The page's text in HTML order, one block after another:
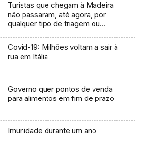
Turistas que chegam à Madeira
não passaram, até agora, por
qualquer tipo de triagem ou
Covid-19: Milhões voltam a sair à
rua em Itália
Governo quer pontos de venda
para alimentos em fim de prazo
Imunidade durante um ano